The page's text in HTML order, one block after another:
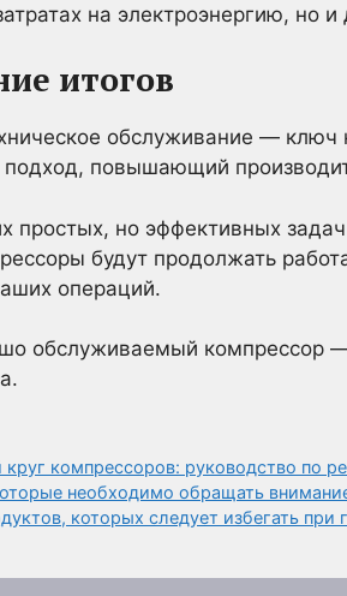
на электроэнергию, но
итогов
обслуживание —
повышающий
простых, но эффективных
будут продолжать
операций.
обслуживаемый компрессор
круг компрессоров: руководство по
необходимо обращать
которых следует избегать при